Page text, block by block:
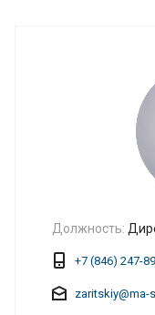
Должность:
+7 (846) 247-
zaritskiy@ma-